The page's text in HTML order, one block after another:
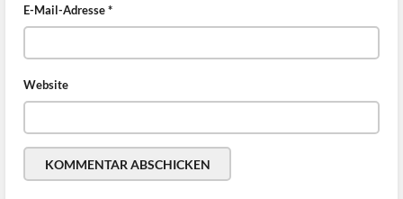
E-Mail-Adresse*
Website